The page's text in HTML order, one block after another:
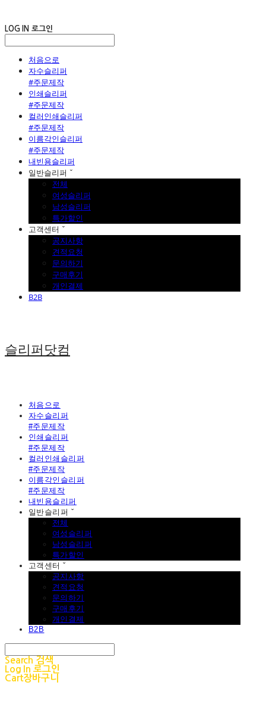
LOG IN 로그인
처음으로
자수슬리퍼
#주문제작
인쇄슬리퍼
#주문제작
컬러인쇄슬리퍼
#주문제작
이름각인슬리퍼
#주문제작
내빈용슬리퍼
일반슬리퍼 ˇ
전체
여성슬리퍼
남성슬리퍼
특가할인
고객센터 ˇ
공지사항
견적요청
문의하기
구매후기
개인결제
B2B
슬리퍼닷컴
처음으로
자수슬리퍼
#주문제작
인쇄슬리퍼
#주문제작
컬러인쇄슬리퍼
#주문제작
이름각인슬리퍼
#주문제작
내빈용슬리퍼
일반슬리퍼 ˇ
전체
여성슬리퍼
남성슬리퍼
특가할인
고객센터 ˇ
공지사항
견적요청
문의하기
구매후기
개인결제
B2B
Search 검색
Log In 로그인
Cart장바구니